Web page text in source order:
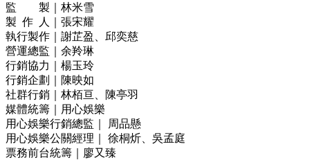
監 製｜林米雪
製 作 人｜張宋耀
執行製作｜謝芷盈、邱奕慈
營運總監｜余羚琳
行銷協力｜楊玉玲
行銷企劃｜陳映如
社群行銷｜林栢亘、陳亭羽
媒體統籌｜用心娛樂
用心娛樂行銷總監｜ 周品懸
用心娛樂公關經理｜ 徐桐炘、吳孟庭
票務前台統籌｜廖又臻